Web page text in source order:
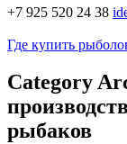
+7 925 520 24 38
Где купить
Category
рыбаков